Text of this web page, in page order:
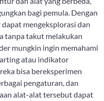
bagi pemula. Dengan
mengeksplorasi dan
tanpa takut melakukan
mungkin ingin memahami
atau indikator
bisa bereksperimen
pengaturan, dan
alat-alat tersebut dapat